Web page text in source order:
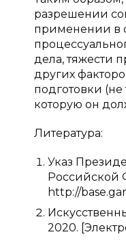
разрешении
применении в
дела, тяжести
других
подготовки
которую он
Литература:
Указ
Российской
http://
2020.